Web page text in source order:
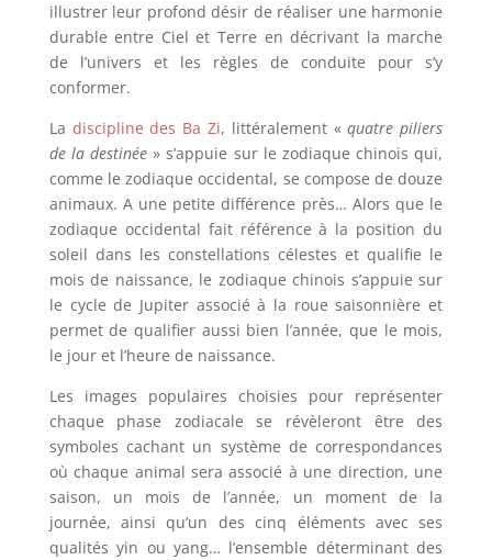
illustrer leur profond désir de réaliser une harmonie
durable entre Ciel et Terre en décrivant la marche
de l’univers et les règles de conduite pour s’y
conformer.
La discipline des Ba Zi, littéralement «quatre piliers
de la destinée » s’appuie sur le zodiaque chinois qui,
comme le zodiaque occidental, se compose de douze
animaux. A une petite différence près… Alors que le
zodiaque occidental fait référence à la position du
soleil dans les constellations célestes et qualifie le
mois de naissance, le zodiaque chinois s’appuie sur
le cycle de Jupiter associé à la roue saisonnière et
permet de qualifier aussi bien l’année, que le mois,
le jour et l’heure de naissance.
Les images populaires choisies pour représenter
chaque phase zodiacale se révèleront être des
symboles cachant un système de correspondances
où chaque animal sera associé à une direction, une
saison, un mois de l’année, un moment de la
journée, ainsi qu’un des cinq éléments avec ses
qualités yin ou yang… l’ensemble déterminant des